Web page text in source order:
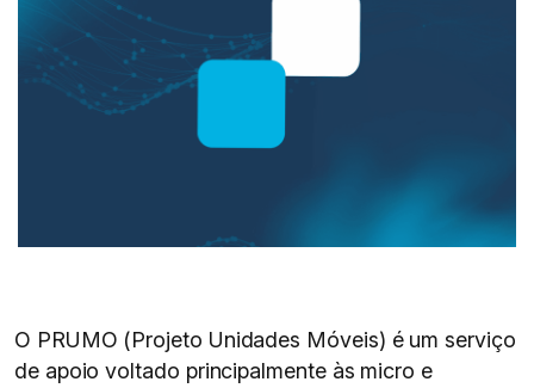
O PRUMO (Projeto Unidades Móveis) é um serviço
de apoio voltado principalmente às micro e